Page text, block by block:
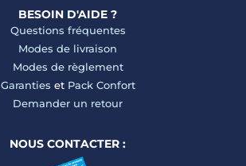
BESOIN D'AIDE ?
Questions fréquentes
Modes de livraison
Modes de règlement
Garanties et Pack Confort
Demander un retour
NOUS CONTACTER :